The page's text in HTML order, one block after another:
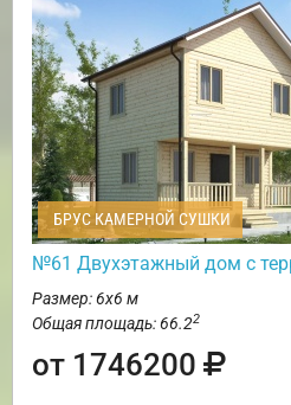
БРУС КАМЕРНОЙ СУШКИ
№61 Двухэтажный дом с
Размер: 6х6 м
Общая площадь: 66.22
от 1746200